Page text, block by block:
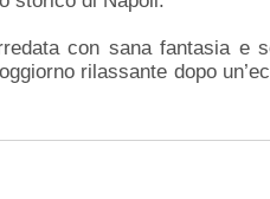
con sana fantasia e
rilassante dopo